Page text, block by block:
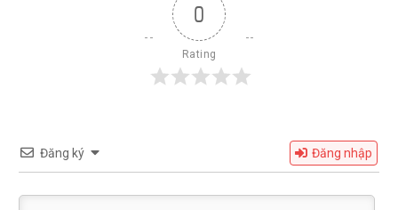
0
Rating
Đăng ký Đăng nhập